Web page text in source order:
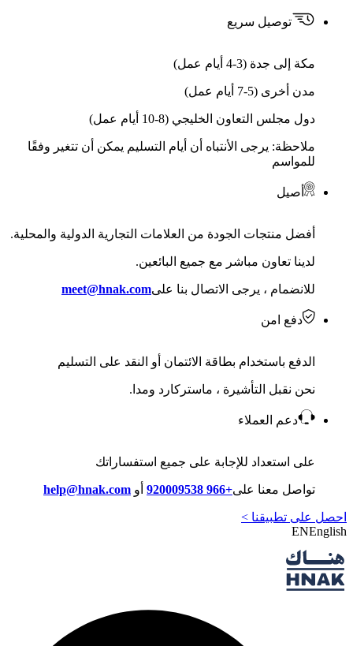
توصيل سريع
مكة إلى جدة (3-4 أيام عمل)
مدن أخرى (5-7 أيام عمل)
دول مجلس التعاون الخليجي (8-10 أيام عمل)
ملاحظة: يرجى الأنتباه أن أيام التسليم يمكن أن تتغير وفقًا
للمواسم
أصيل
أفضل منتجات الجودة من العلامات التجارية الدولية والمحلية.
لدينا تعاون مباشر مع جميع البائعين.
للانضمام ، يرجى الاتصال بنا علىmeet@hnak.com
دفع امن
الدفع باستخدام بطاقة الائتمان أو النقد على التسليم
نحن نقبل التأشيرة ، ماستركارد ومدا.
دعم العملاء
على استعداد للإجابة على جميع استفساراتك
تواصل معنا على+966 920009538 أو help@hnak.com
احصل على تطبيقنا >
ENEnglish